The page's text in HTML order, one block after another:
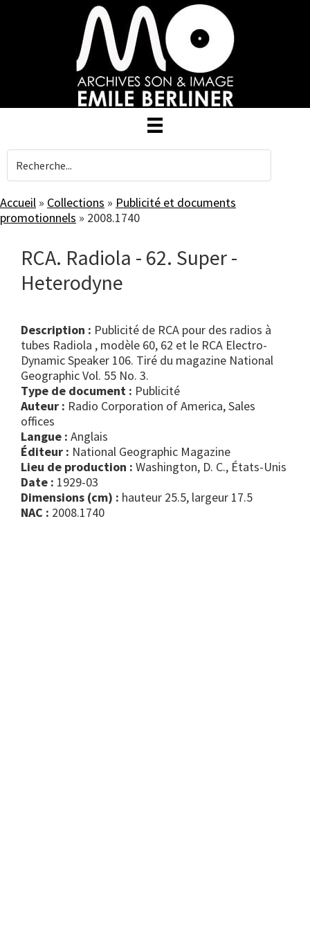
Accueil » Collections » Publicité et documents
promotionnels » 2008.1740
RCA. Radiola - 62. Super -
Heterodyne
Description : Publicité de RCA pour des radios à
tubes Radiola , modèle 60, 62 et le RCA Electro-
Dynamic Speaker 106. Tiré du magazine National
Geographic Vol. 55 No. 3.
Type de document :
publicité
Auteur : Radio Corporation of America, Sales
offices
Langue : Anglais
Éditeur : National Geographic Magazine
Lieu de production : Washington, D. C., États-Unis
Date : 1929-03
Dimensions (cm) : hauteur 25.5, largeur 17.5
NAC : 2008.1740